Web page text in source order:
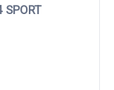
SPORT